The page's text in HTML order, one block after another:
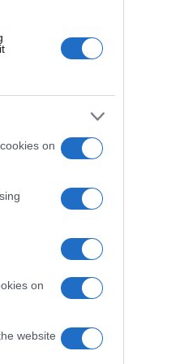
on
on
website
ο